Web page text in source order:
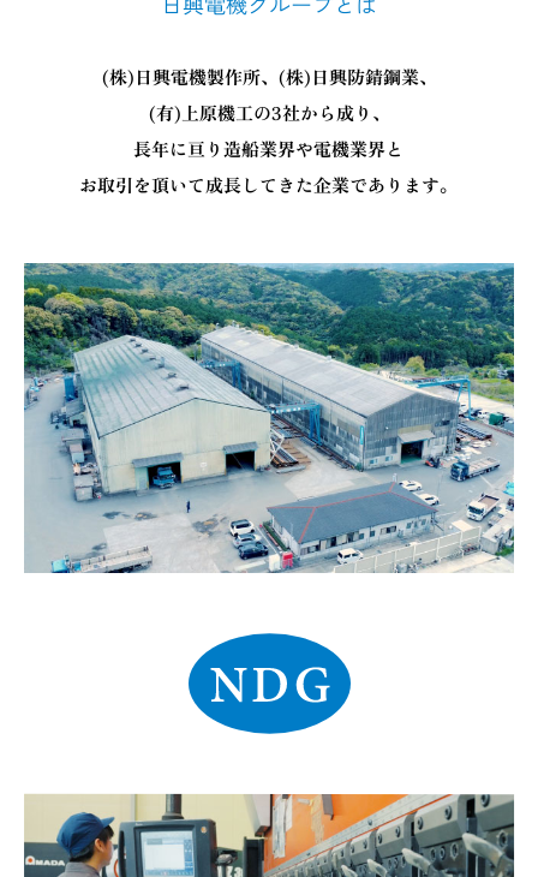
(株)日興電機製作所、(株)日興防錆鋼業、
(有)上原機工の3社から成り、
長年に亘り造船業界や電機業界と
お取引を頂いて成長してきた企業であります。